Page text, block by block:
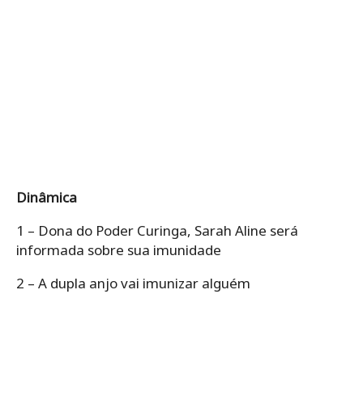
Dinâmica
1 – Dona do Poder Curinga, Sarah Aline será
informada sobre sua imunidade
2 – A dupla anjo vai imunizar alguém